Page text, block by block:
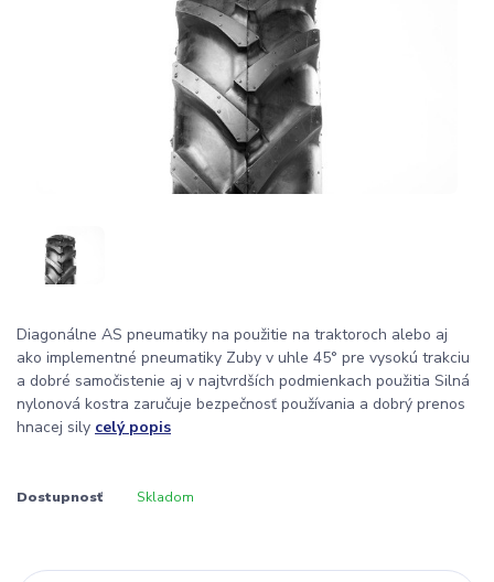
Diagonálne AS pneumatiky na použitie na traktoroch alebo aj
ako implementné pneumatiky Zuby v uhle 45° pre vysokú trakciu
a dobré samočistenie aj v najtvrdších podmienkach použitia Silná
nylonová kostra zaručuje bezpečnosť používania a dobrý prenos
hnacej sily celý popis
Dostupnosť Skladom